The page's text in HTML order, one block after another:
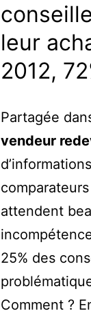
leur
2012,
Partagée
vendeur
attendent
25% des
Comment ?